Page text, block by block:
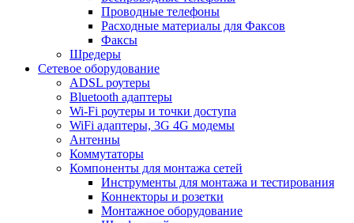
Проводные телефоны
Расходные материалы для Факсов
Факсы
Шредеры
Сетевое оборудование
ADSL роутеры
Bluetooth адаптеры
Wi-Fi роутеры и точки доступа
WiFi адаптеры, 3G 4G модемы
Антенны
Коммутаторы
Компоненты для монтажа сетей
Инструменты для монтажа и тестирования
Коннекторы и розетки
Монтажное оборудование